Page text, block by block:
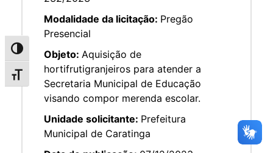
Alternar alto contraste
Alternar tamanho da fonte
Modalidade da licitação: Pregão
Presencial
Objeto: Aquisição de
hortifrutigranjeiros para atender a
Secretaria Municipal de Educação
visando compor merenda escolar.
Unidade solicitante: Prefeitura
Municipal de Caratinga